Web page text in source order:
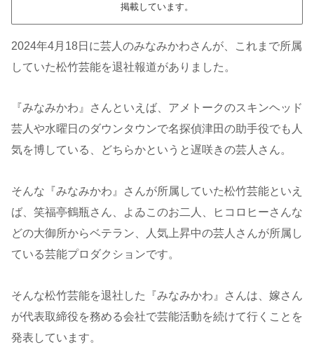
掲載しています。
2024年4月18日に芸人のみなみかわさんが、これまで所属
していた松竹芸能を退社報道がありました。
『みなみかわ』さんといえば、アメトークのスキンヘッド
芸人や水曜日のダウンタウンで名探偵津田の助手役でも人
気を博している、どちらかというと遅咲きの芸人さん。
そんな『みなみかわ』さんが所属していた松竹芸能といえ
ば、笑福亭鶴瓶さん、よゐこのお二人、ヒコロヒーさんな
どの大御所からベテラン、人気上昇中の芸人さんが所属し
ている芸能プロダクションです。
そんな松竹芸能を退社した『みなみかわ』さんは、嫁さん
が代表取締役を務める会社で芸能活動を続けて行くことを
発表しています。